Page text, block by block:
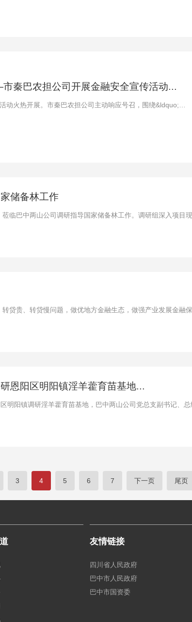
秦巴农担公司开展金融安全宣传活动...
火热开展。市秦巴农担公司主动响应号召，围绕&ldquo;筑
储备林工作
临巴中两山公司调研指导国家储备林工作。调研组深入项目
贷贵、转贷慢问题，做优地方金融生态，做强产业发展金融
恩阳区明阳镇淫羊藿育苗基地...
明阳镇调研淫羊藿育苗基地，巴中两山公司党总支副书记、
3 4 5 6 7 下一页 尾页
友情链接
四川省人民政府
巴中市人民政府
巴中市国资委